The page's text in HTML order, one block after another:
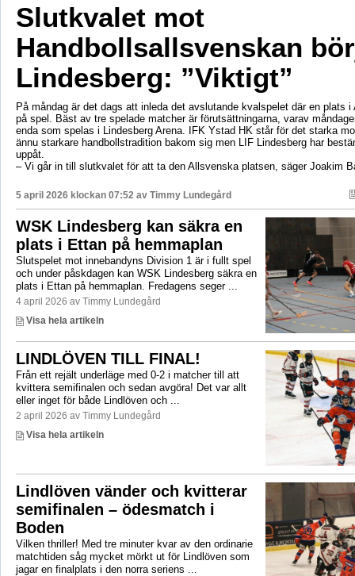
Slutkvalet mot
Handbollsallsvenskan
Lindesberg: ”Viktigt”
På måndag är det dags att inleda det avslutande kvalspelet där en plats i
på spel. Bäst av tre spelade matcher är förutsättningarna, varav
enda som spelas i Lindesberg Arena. IFK Ystad HK står för det starka
ännu starkare handbollstradition bakom sig men LIF Lindesberg har
uppåt.
– Vi går in till slutkvalet för att ta den Allsvenska platsen, säger Joakim
5 april 2026 klockan 07:52 av Timmy Lundegård
WSK Lindesberg kan säkra en
plats i Ettan på hemmaplan
Slutspelet mot innebandyns Division 1 är i fullt spel
och under påskdagen kan WSK Lindesberg säkra en
plats i Ettan på hemmaplan. Fredagens seger ...
4 april 2026 av Timmy Lundegård
Visa hela artikeln
LINDLÖVEN TILL FINAL!
Från ett rejält underläge med 0-2 i matcher till att
kvittera semifinalen och sedan avgöra! Det var allt
eller inget för både Lindlöven och ...
2 april 2026 av Timmy Lundegård
Visa hela artikeln
Lindlöven vänder och kvitterar
semifinalen – ödesmatch i
Boden
Vilken thriller! Med tre minuter kvar av den ordinarie
matchtiden såg mycket mörkt ut för Lindlöven som
jagar en finalplats i den norra seriens ...